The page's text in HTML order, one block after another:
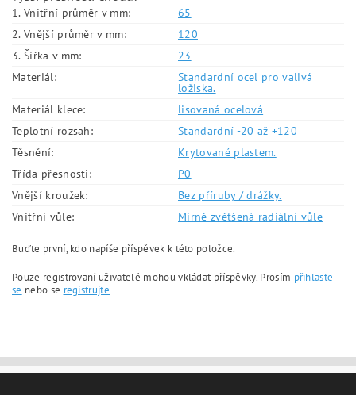
1. Vnitřní průměr v mm:
65
2. Vnější průměr v mm:
120
3. Šířka v mm:
23
Materiál:
Standardní ocel pro valivá
ložiska.
Materiál klece:
lisovaná ocelová
Teplotní rozsah:
Standardní -20 až +120
Těsnění:
Krytované plastem.
Třída přesnosti:
P0
Vnější kroužek:
Bez příruby / drážky.
Vnitřní vůle:
Mírně zvětšená radiální vůle
Buďte první, kdo napíše příspěvek k této položce.
Pouze registrovaní uživatelé mohou vkládat příspěvky. Prosím přihlaste
se nebo se registrujte.